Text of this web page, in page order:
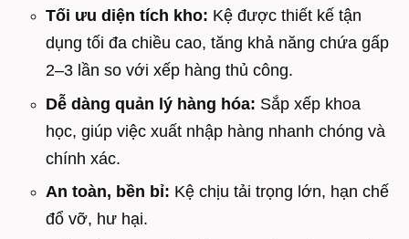
Tối ưu diện tích kho: Kệ được thiết kế tận
dụng tối đa chiều cao, tăng khả năng chứa gấp
2–3 lần so với xếp hàng thủ công.
Dễ dàng quản lý hàng hóa: Sắp xếp khoa
học, giúp việc xuất nhập hàng nhanh chóng và
chính xác.
An toàn, bền bỉ: Kệ chịu tải trọng lớn, hạn chế
đổ vỡ, hư hại.